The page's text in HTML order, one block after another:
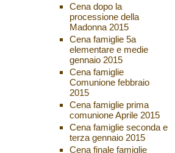
Cena dopo la
processione della
Madonna 2015
Cena famiglie 5a
elementare e medie
gennaio 2015
Cena famiglie
Comunione febbraio
2015
Cena famiglie prima
comunione Aprile 2015
Cena famiglie seconda e
terza gennaio 2015
Cena finale famiglie